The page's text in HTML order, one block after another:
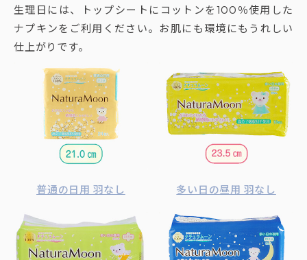
生理日には、トップシートにコットンを100％使用した
ナプキンをご利用ください。お肌にも環境にもうれしい
仕上がりです。
普通の日用 羽なし 多い日の昼用 羽なし